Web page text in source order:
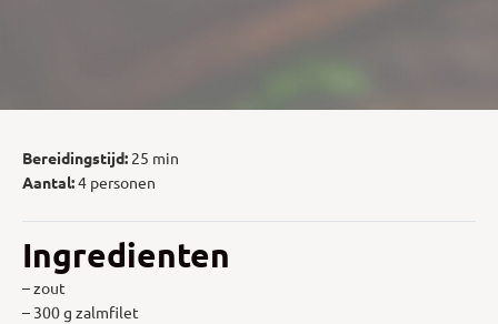
Bereidingstijd: 25 min
Aantal:4 personen
Ingredienten
– zout
– 300 g zalmfilet